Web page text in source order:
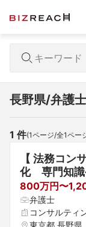
長野県/弁護
1 件(1ページ/全1ペー
【 法務コン
化　専門知
800万円〜
弁護士
コンサルティ
東京都 長野県